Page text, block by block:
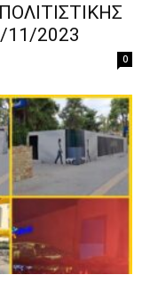
11/2023
0